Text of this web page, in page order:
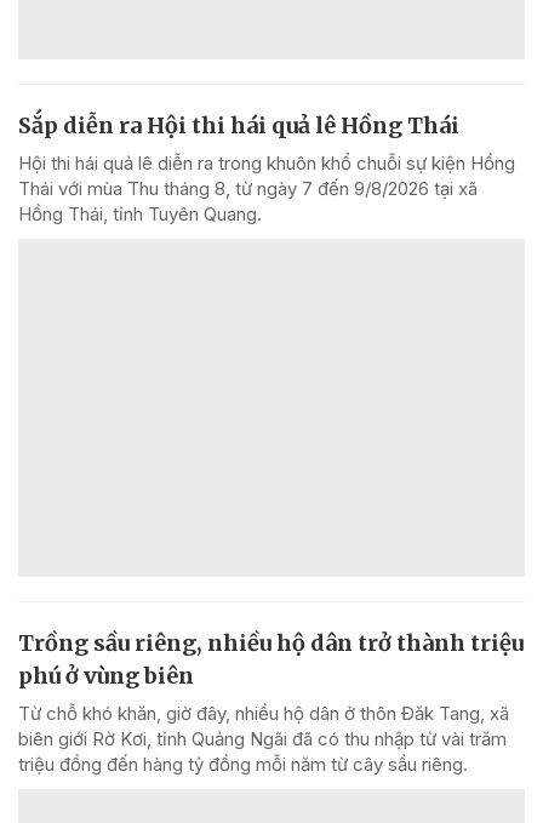
Sắp diễn ra Hội thi hái quả lê Hồng Thái
Hội thi hái quả lê diễn ra trong khuôn khổ chuỗi sự kiện Hồng
Thái với mùa Thu tháng 8, từ ngày 7 đến 9/8/2026 tại xã
Hồng Thái, tỉnh Tuyên Quang.
Trồng sầu riêng, nhiều hộ dân trở thành triệu
phú ở vùng biên
Từ chỗ khó khăn, giờ đây, nhiều hộ dân ở thôn Đăk Tang, xã
biên giới Rờ Kơi, tỉnh Quảng Ngãi đã có thu nhập từ vài trăm
triệu đồng đến hàng tỷ đồng mỗi năm từ cây sầu riêng.